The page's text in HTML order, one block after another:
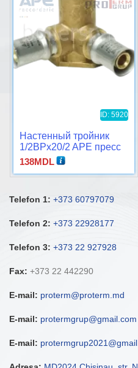
ID: 5920
Настенный тройник
1/2ВРx20/2 APE пресс
138MDL
Telefon 1: +373 60797079
Telefon 2: +373 22928177
Telefon 3: +373 22 927928
Fax: +373 22 442290
E-mail: proterm@proterm.md
E-mail: protermgrup@gmail.com
E-mail: